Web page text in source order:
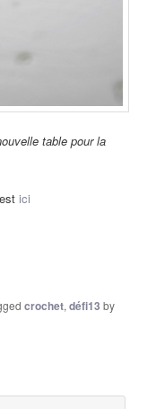
table pour la
ici
crochet,défi13 by